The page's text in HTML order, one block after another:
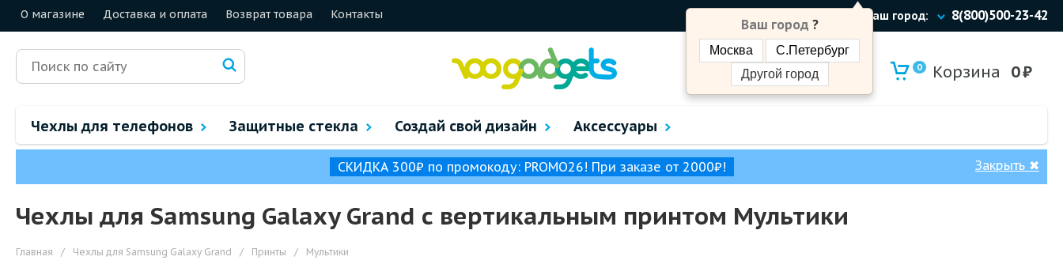
О магазине Доставка и оплата Возврат товара Контакты Ваш город:
Ваш город ?
Москва
С.Петербург
Другой город
8(800)500-23-42
0 Корзина 0₽
Чехлы для телефонов Защитные стекла Создай свой дизайн Аксессуары
СКИДКА 300₽ по промокоду: PROMO26! При заказе от 2000₽! Закрыть ✖
Чехлы для Samsung Galaxy Grand с вертикальным принтом Мультики
Главная / Чехлы для Samsung Galaxy Grand / Принты / Мультики